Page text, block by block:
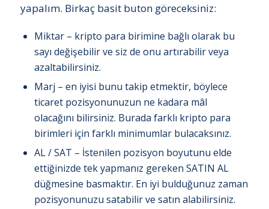
yapalım. Birkaç basit buton göreceksiniz:
Miktar – kripto para birimine bağlı olarak bu
sayı değişebilir ve siz de onu artırabilir veya
azaltabilirsiniz.
Marj – en iyisi bunu takip etmektir, böylece
ticaret pozisyonunuzun ne kadara mâl
olacağını bilirsiniz. Burada farklı kripto para
birimleri için farklı minimumlar bulacaksınız.
AL / SAT – İstenilen pozisyon boyutunu elde
ettiğinizde tek yapmanız gereken SATIN AL
düğmesine basmaktır. En iyi bulduğunuz zaman
pozisyonunuzu satabilir ve satın alabilirsiniz.